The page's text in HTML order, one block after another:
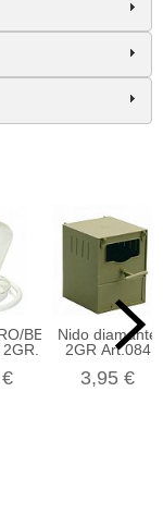
BEBEDERO
Nido diamante
2GR Art.084
3,95 €